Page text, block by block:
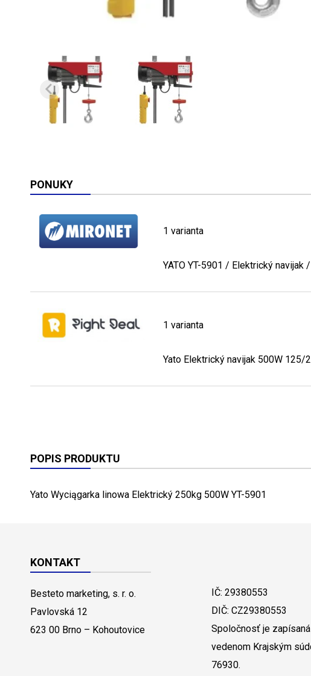
PONUKY
1 varianta
YATO YT-5901 / Elektrický navijak
1 varianta
Yato Elektrický navijak 500W 125/
POPIS PRODUKTU
Yato Wyciągarka linowa Elektrický 250kg 500W YT-5901
KONTAKT
Besteto marketing, s. r. o.
Pavlovská 12
623 00 Brno – Kohoutovice
IČ: 29380553
DIČ: CZ29380553
Spoločnosť je
vedenom Krajským
76930.